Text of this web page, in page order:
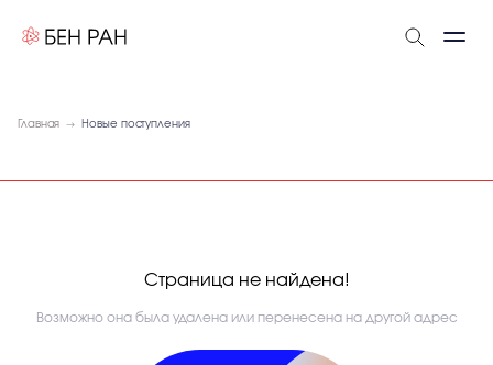
Главная Новые поступления
Страница не найдена!
Возможно она была удалена или перенесена на другой адрес